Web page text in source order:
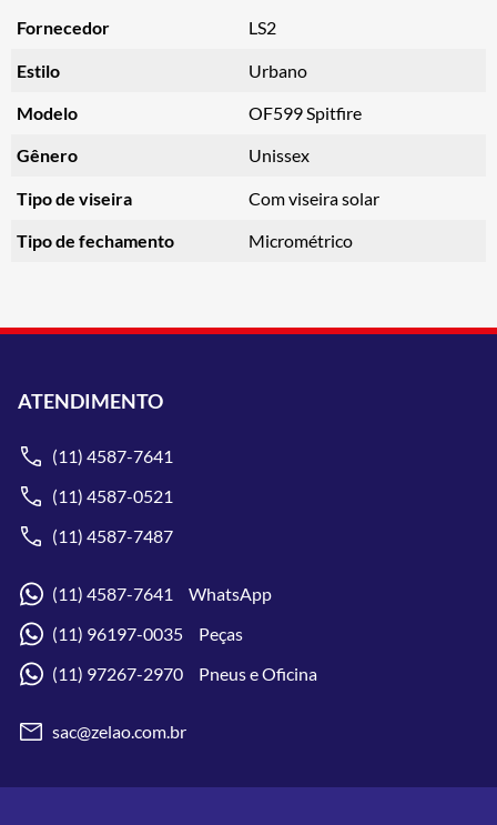
Fornecedor LS2
Estilo Urbano
Modelo OF599 Spitfire
Gênero Unissex
Tipo de viseira Com viseira solar
Tipo de fechamento Micrométrico
ATENDIMENTO
(11) 4587-7641
(11) 4587-0521
(11) 4587-7487
(11) 4587-7641 WhatsApp
(11) 96197-0035 Peças
(11) 97267-2970 Pneus e Oficina
sac@zelao.com.br